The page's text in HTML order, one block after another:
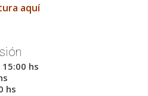
aquí
hs
hs